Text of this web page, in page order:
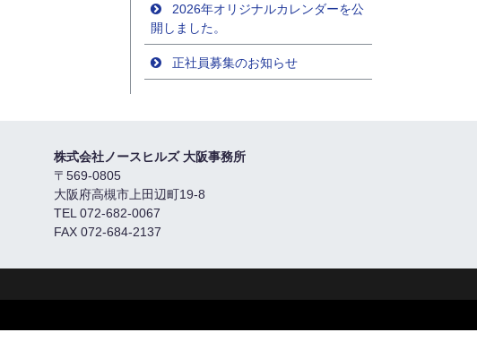
2026年オリジナルカレンダーを公
開しました。
正社員募集のお知らせ
株式会社ノースヒルズ 大阪事務所
〒569-0805
大阪府高槻市上田辺町19-8
TEL 072-682-0067
FAX 072-684-2137